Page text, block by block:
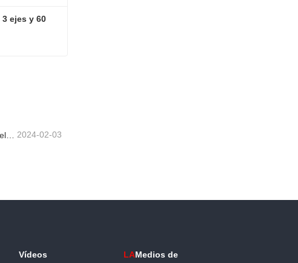
ejes y 60
Semirremolque volquete de 3 ejes y 60 toneladas a Ghana 2024-02-03
Vídeos LAMedios de